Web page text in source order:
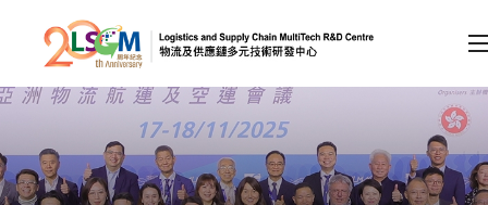
跳到內容（按回車鍵）
會員登入
A A EN 繁 简